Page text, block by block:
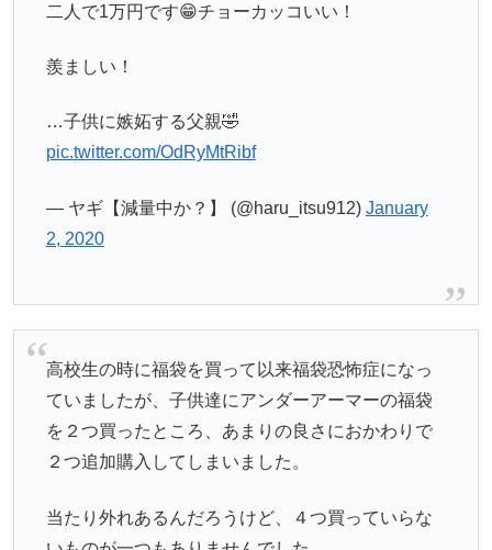
二人で1万円です😁チョーカッコいい！
羨ましい！
…子供に嫉妬する父親🤣
pic.twitter.com/OdRyMtRibf
— ヤギ【減量中か？】 (@haru_itsu912) January
2, 2020
高校生の時に福袋を買って以来福袋恐怖症になっ
ていましたが、子供達にアンダーアーマーの福袋
を２つ買ったところ、あまりの良さにおかわりで
２つ追加購入してしまいました。
当たり外れあるんだろうけど、４つ買っていらな